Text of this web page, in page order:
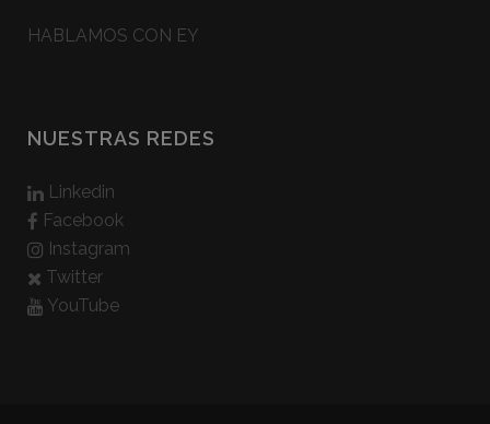
HABLAMOS CON EY
NUESTRAS REDES
Linkedin
Facebook
Instagram
Twitter
YouTube